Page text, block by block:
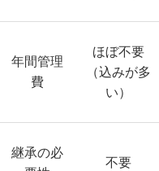
年間管理
費
ほぼ不要
（込みが多
い）
継承の必
不要